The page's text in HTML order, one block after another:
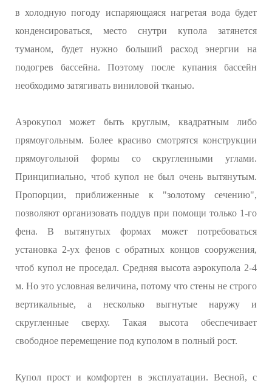
в холодную погоду испаряющаяся нагретая вода будет
конденсироваться, место снутри купола затянется
туманом, будет нужно больший расход энергии на
подогрев бассейна. Поэтому после купания бассейн
необходимо затягивать виниловой тканью.
Аэрокупол может быть круглым, квадратным либо
прямоугольным. Более красиво смотрятся конструкции
прямоугольной формы со скругленными углами.
Принципиально, чтоб купол не был очень вытянутым.
Пропорции, приближенные к "золотому сечению",
позволяют организовать поддув при помощи только 1-го
фена. В вытянутых формах может потребоваться
установка 2-ух фенов с обратных концов сооружения,
чтоб купол не проседал. Средняя высота аэрокупола 2-4
м. Но это условная величина, потому что стены не строго
вертикальные, а несколько выгнутые наружу и
скругленные сверху. Такая высота обеспечивает
свободное перемещение под куполом в полный рост.
Купол прост и комфортен в эксплуатации. Весной, с